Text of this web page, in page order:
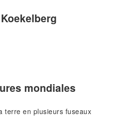
mondiales
terre en plusieurs fuseaux